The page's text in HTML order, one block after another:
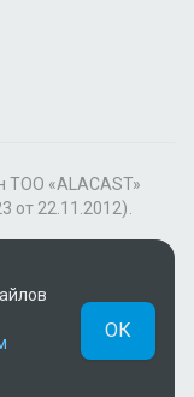
ТОО «ALACAST»
от 22.11.2012).
«Пакета
ОК